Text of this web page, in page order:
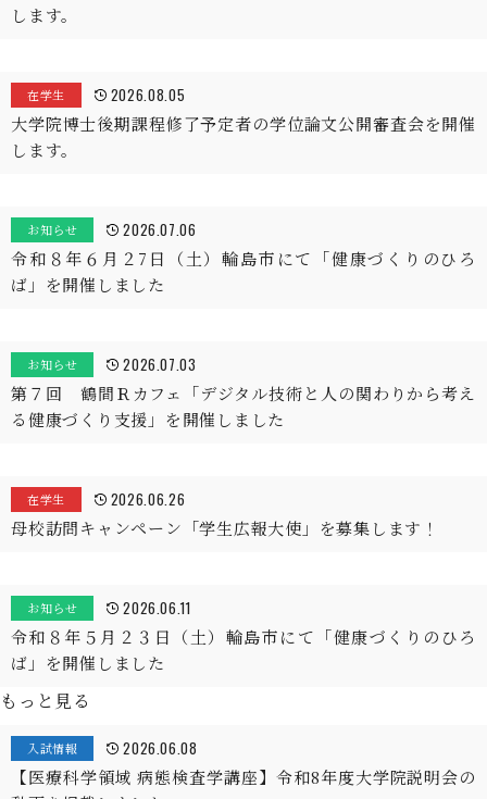
します。
在学生 2026.08.05
大学院博士後期課程修了予定者の学位論文公開審査会を開催
します。
お知らせ 2026.07.06
令和８年６月２7日（土）輪島市にて「健康づくりのひろ
ば」を開催しました
お知らせ 2026.07.03
第７回 鶴間Ｒカフェ「デジタル技術と人の関わりから考え
る健康づくり支援」を開催しました
在学生 2026.06.26
母校訪問キャンペーン「学生広報大使」を募集します！
お知らせ 2026.06.11
令和８年５月２３日（土）輪島市にて「健康づくりのひろ
ば」を開催しました
もっと見る
入試情報 2026.06.08
【医療科学領域 病態検査学講座】令和8年度大学院説明会の